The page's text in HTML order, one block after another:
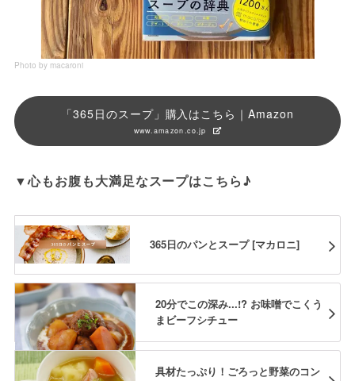
Photo by macaroni
「365日のスープ」購入はこちら｜Amazon
www.amazon.co.jp
▼心もお腹も大満足なスープはこちら♪
365日のパンとスープ [マカロニ]
20分でこの深み...!? お味噌でこくう
まビーフシチュー
具材たっぷり！ごろっと野菜のコン